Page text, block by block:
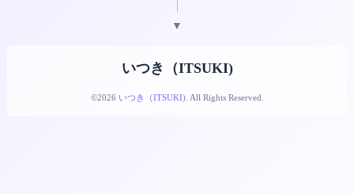
▼
いつき（ITSUKI)
©2026 いつき（ITSUKI). All Rights Reserved.